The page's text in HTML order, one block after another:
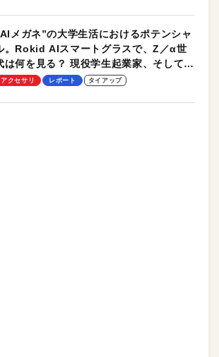
メガネ”の大学生活におけるポテンシャ
。Rokid AIスマートグラスで、Z／α世
は何を見る？ 現役学生起業家、そして教
による体験会レポート【PR】
アクセサリ レポート タイアップ